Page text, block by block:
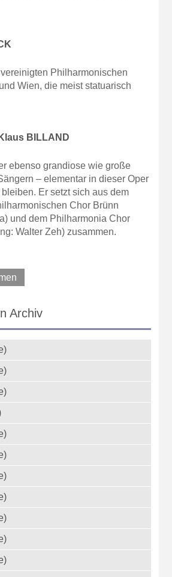
Philharmonischen
Wien, die meist statuarisch
BILLAND
ebenso grandiose wie große
– elementar in dieser Oper
Er setzt sich aus dem
Chor Brünn
und dem Philharmonia Chor
Walter Zeh) zusammen.
Archiv